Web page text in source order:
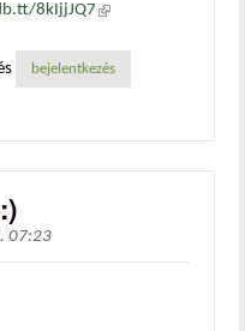
8kIjjJQ7 (külső
bejelentkezés
07:23